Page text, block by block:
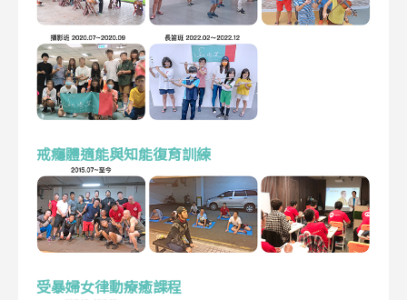
戒癮體適能與知能復育訓練
受暴婦女律動療癒課程